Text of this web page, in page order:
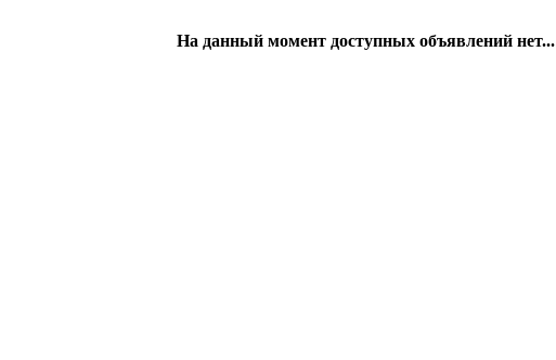
На данный момент доступных объявлений нет...